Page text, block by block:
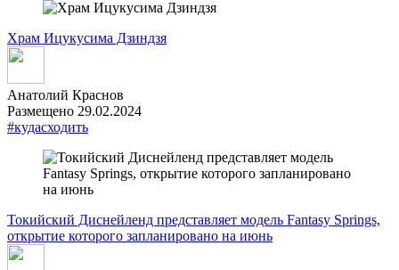
Храм Ицукусима Дзиндзя
Анатолий Краснов
Размещено 29.02.2024
#кудасходить
Токийский Диснейленд представляет модель Fantasy Springs,
открытие которого запланировано на июнь